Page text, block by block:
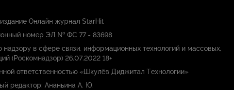
Онлайн журнал StarHit
номер ЭЛ № ФС 77 - 83698
в сфере связи, информационных технологий и массовых,
(Роскомнадзор) 26.07.2022 18+
ответственностью «Шкулёв Диджитал Технологии»
редактор: Ананьина А. Ю.